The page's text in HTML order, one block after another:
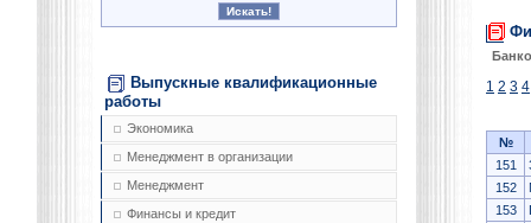
Выпускные квалификационные
работы
Экономика
Менеджмент в организации
Менеджмент
Финансы и кредит
1 2 3 4
№
151
152
153